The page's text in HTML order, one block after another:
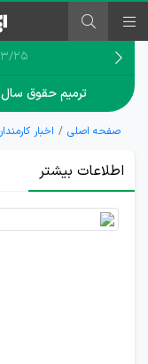
ترمیم حقوق سال ۱۴۰۵ اساتید دانشگاه ها در مسیر اجرا
صفحه اصلی اخبار
اطلاعات بیشتر
ابهام در